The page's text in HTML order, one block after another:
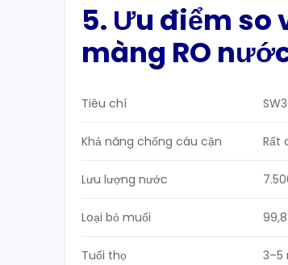
5. Ưu điểm so
màng RO
Tiêu chí
Khả năng chống cáu cặn Rất
Lưu lượng nước
Loại bỏ muối
Tuổi thọ 3–5